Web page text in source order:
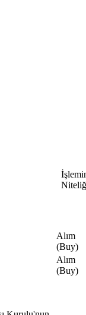
Alım
(Buy)
Alım
(Buy)